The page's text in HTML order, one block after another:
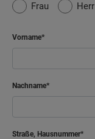
Frau Herr
Vorname
Nachname
Straße, Hausnummer